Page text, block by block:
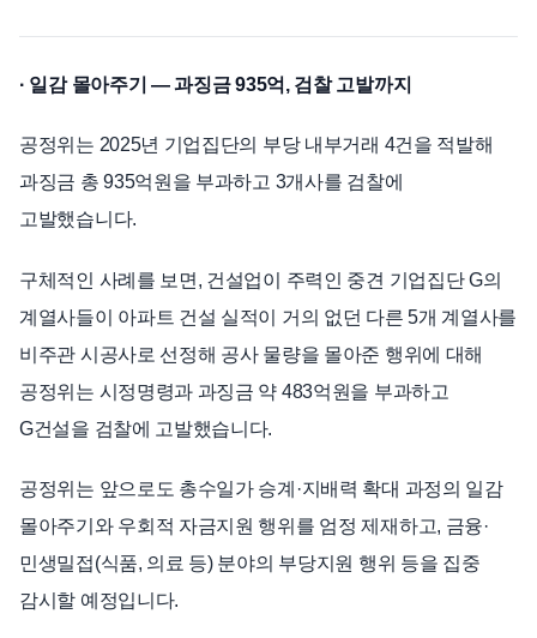
· 일감 몰아주기 — 과징금 935억, 검찰 고발까지
공정위는 2025년 기업집단의 부당 내부거래 4건을 적발해
과징금 총 935억원을 부과하고 3개사를 검찰에
고발했습니다.
구체적인 사례를 보면, 건설업이 주력인 중견 기업집단 G의
계열사들이 아파트 건설 실적이 거의 없던 다른 5개 계열사를
비주관 시공사로 선정해 공사 물량을 몰아준 행위에 대해
공정위는 시정명령과 과징금 약 483억원을 부과하고
G건설을 검찰에 고발했습니다.
공정위는 앞으로도 총수일가 승계·지배력 확대 과정의 일감
몰아주기와 우회적 자금지원 행위를 엄정 제재하고, 금융·
민생밀접(식품, 의료 등) 분야의 부당지원 행위 등을 집중
감시할 예정입니다.